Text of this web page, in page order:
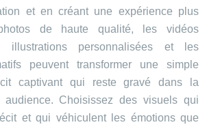
et en créant une expérience plus
de haute qualité, les vidéos
illustrations personnalisées et les
peuvent transformer une simple
captivant qui reste gravé dans la
audience. Choisissez des visuels qui
et qui véhiculent les émotions que